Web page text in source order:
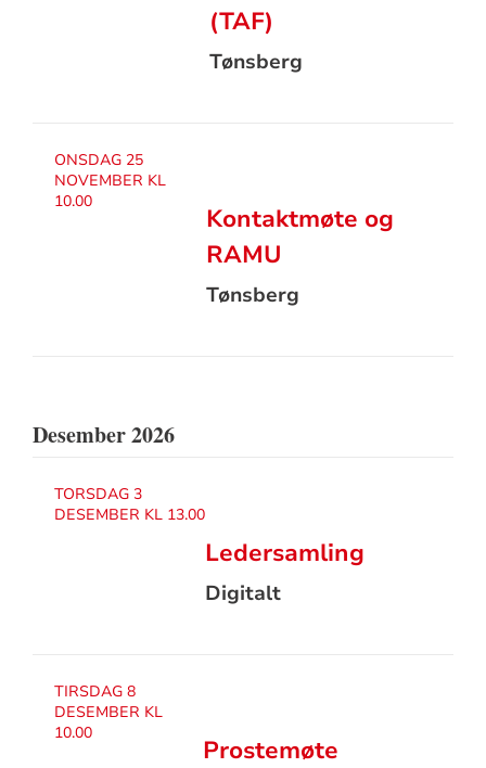
(TAF)
Tønsberg
ONSDAG 25
NOVEMBER KL
10.00
Kontaktmøte og
RAMU
Tønsberg
Desember 2026
TORSDAG 3
DESEMBER KL 13.00
Ledersamling
Digitalt
TIRSDAG 8
DESEMBER KL
10.00
Prostemøte